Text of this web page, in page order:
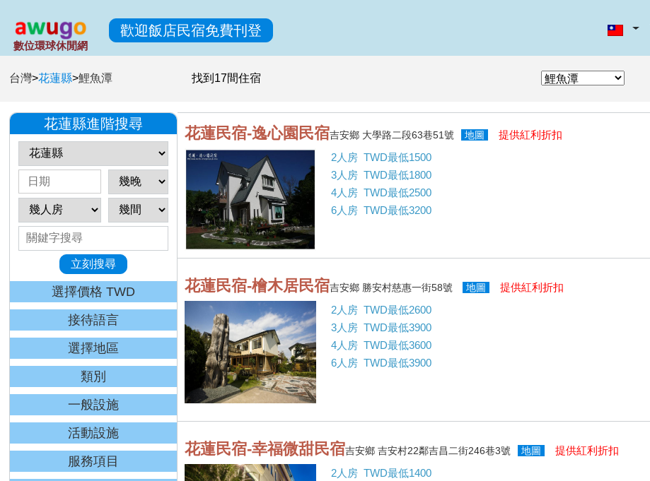
數位環球休閒網
歡迎飯店民宿免費刊登
台灣>花蓮縣>鯉魚潭 找到 17間住宿
花蓮縣進階搜尋
立刻搜尋
選擇價格 TWD
接待語言
選擇地區
類別
一般設施
活動設施
服務項目
花蓮民宿-逸心園民宿吉安鄉 大學路二段63巷51號 地圖
提供紅利折扣
2人房 TWD最低1500
3人房 TWD最低1800
4人房 TWD最低2500
6人房 TWD最低3200
花蓮民宿-檜木居民宿吉安鄉 勝安村慈惠一街58號 地圖
提供紅利折扣
2人房 TWD最低2600
3人房 TWD最低3900
4人房 TWD最低3600
6人房 TWD最低3900
花蓮民宿-幸福微甜民宿吉安鄉 吉安村22鄰吉昌二街246巷3號 地圖
提供紅利折扣
2人房 TWD最低1400